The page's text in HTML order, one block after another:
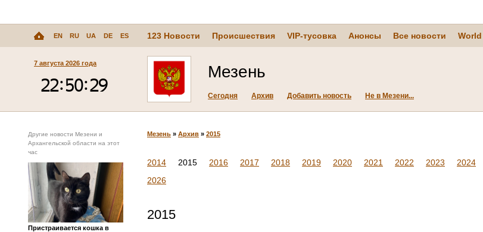
EN RU UA DE ES 123 Новости Происшествия VIP-тусовка Анонсы Все новости World
7 августа 2026 года Мезень
Сегодня Архив Добавить новость Не в Мезени...
Другие новости Мезени и
Архангельской области на этот
час
Пристраивается кошка в
Мезень » Архив » 2015
2014 2015 2016 2017 2018 2019 2020 2021 2022 2023 2024
2026
2015